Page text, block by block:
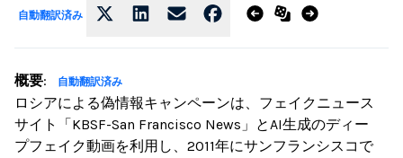
自動翻訳済み
概要: 自動翻訳済み
ロシアによる偽情報キャンペーンは、フェイクニュース
サイト「KBSF-San Francisco News」とAI生成のディー
プフェイク動画を利用し、2011年にサンフランシスコで